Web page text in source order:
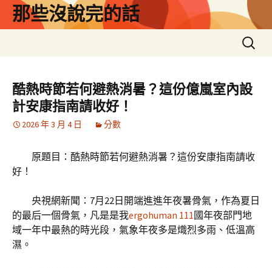
那些沒說完的話
搜
尋
鍵
字:
酷熱時節若何避熱消暑？這份億嵐室內設
計安康指南請收好！
2026 年 3 月 4 日 分數
原題目：酷熱時節若何避熱消暑？這份安康指南請收
好！
央視網新聞：7月22日開端進進年夜暑骨氣，作為夏日
的最后一個骨氣，凡是是我ergohuman 111國年夜部門地
域一年中最熱的時光段，氣象年夜多是熾烈多雨、低溫高
濕。